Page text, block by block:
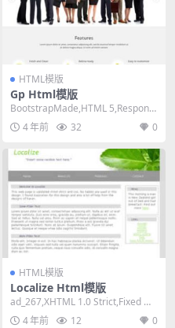
HTML模版
Gp Html模版
BootstrapMade,HTML 5,Responsi
ve, 4 Colum...
4 年前 32 0
HTML模版
Localize Html模版
ad_267,XHTML 1.0 Strict,Fixed Wi
dth, 2 C...
4 年前 12 0